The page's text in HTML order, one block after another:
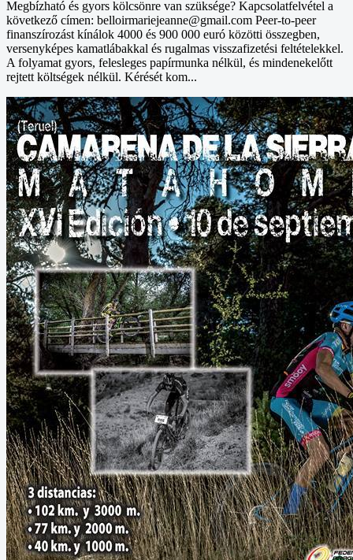
Megbízható és gyors kölcsönre van szüksége? Kapcsolatfelvétel a
következő címen: belloirmariejeanne@gmail.com Peer-to-peer
finanszírozást kínálok 4000 és 900 000 euró közötti összegben,
versenyképes kamatlábakkal és rugalmas visszafizetési feltételekkel.
A folyamat gyors, felesleges papírmunka nélkül, és mindenekelőtt
rejtett költségek nélkül. Kérését kom...